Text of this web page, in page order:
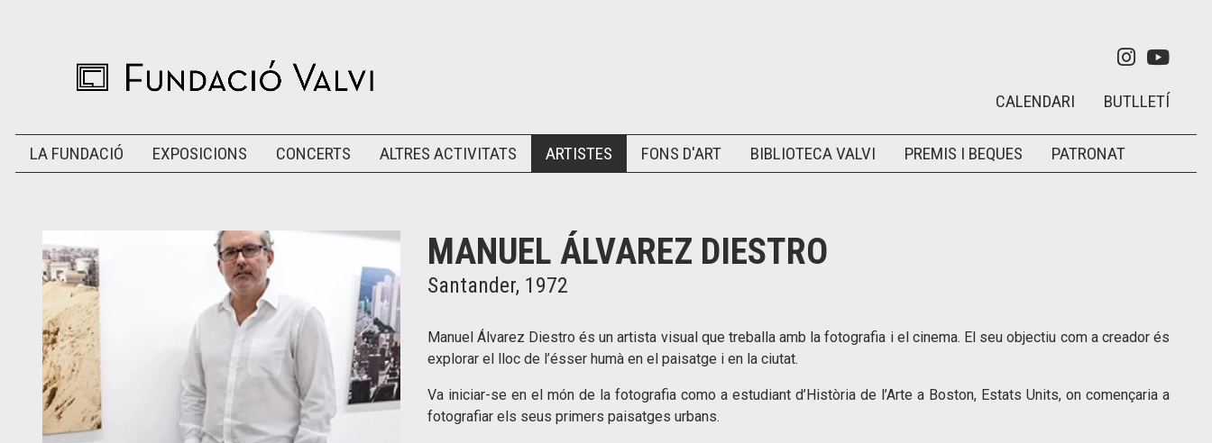
Link aLink
BUTLLETÍ
CALENDARI
LA FUNDACIÓ EXPOSICIONS CONCERTS ALTRES ACTIVITATS ARTISTES FONS D'ART BIBLIOTECA VALVI PREMIS I BEQUES PATRONAT
MANUEL ÁLVAREZ DIESTRO
Santander, 1972
Manuel Álvarez Diestro és un artista visual que treballa amb la fotografia i el cinema. El seu objectiu com a creador és
explorar el lloc de l’ésser humà en el paisatge i en la ciutat.
Va iniciar-se en el món de la fotografia como a estudiant d’Història de l’Arte a Boston, Estats Units, on començaria a
fotografiar els seus primers paisatges urbans.